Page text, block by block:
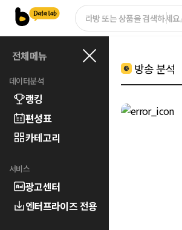
전체메뉴
데이터분석
랭킹
편성표
카테고리
서비스
광고센터
엔터프라이즈 전용
방송 분석